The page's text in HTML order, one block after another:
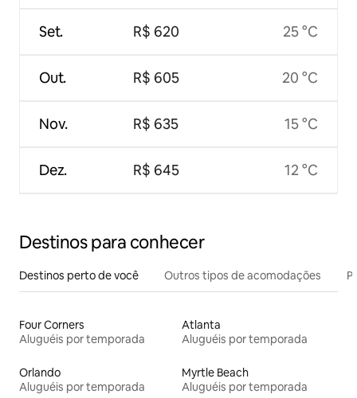
Set.
Out.
Nov.
Dez.
R$ 620
R$ 605
R$ 635
R$ 645
25 °C
20 °C
15 °C
12 °C
Destinos para conhecer
Destinos perto de você Outros tipos de acomodações
Four Corners
Aluguéis por temporada
Atlanta
Aluguéis por temporada
Orlando
Aluguéis por temporada
Myrtle Beach
Aluguéis por temporada